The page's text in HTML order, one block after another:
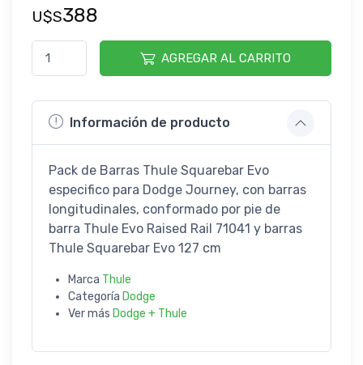
U$S388
AGREGAR AL CARRITO
Información de producto
Pack de Barras Thule Squarebar Evo
especifico para Dodge Journey, con barras
longitudinales, conformado por pie de
barra Thule Evo Raised Rail 71041 y barras
Thule Squarebar Evo 127 cm
Marca Thule
Categoría Dodge
Ver más Dodge + Thule